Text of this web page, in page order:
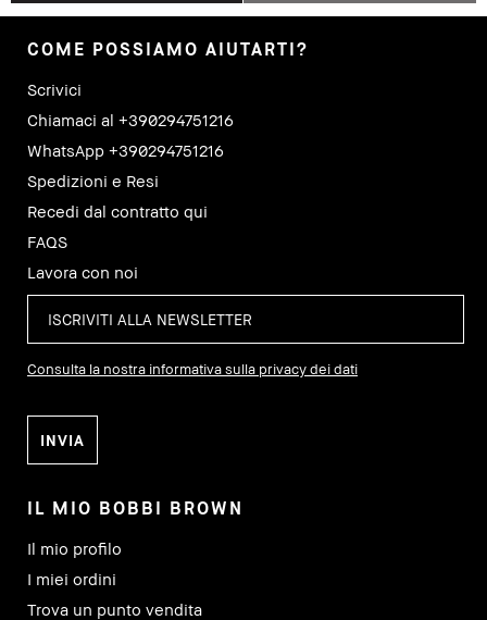
COME POSSIAMO AIUTARTI?
Scrivici
Chiamaci al +390294751216
WhatsApp +390294751216
Spedizioni e Resi
Recedi dal contratto qui
FAQS
Lavora con noi
Consulta la nostra informativa sulla privacy dei dati
IL MIO BOBBI BROWN
Il mio profilo
I miei ordini
Trova un punto vendita